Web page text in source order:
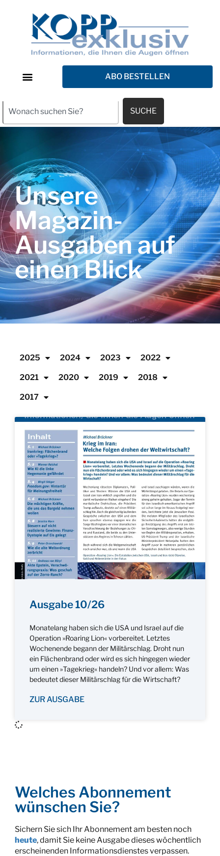
ABO BESTELLEN
SUCHE
Unsere
Magazin-
Ausgaben auf
einen Blick
2025 2024 2023 2022
2021 2020 2019 2018
2017
Ausgabe 10/26
Monatelang haben sich die USA und Israel auf die
Operation »Roaring Lion« vorbereitet. Letztes
Wochenende begann der Militärschlag. Droht nun
ein Flächenbrand oder wird es sich hingegen wieder
um einen »Tagekrieg« handeln? Und vor allem: Was
bedeutet dieser Militärschlag für die Wirtschaft?
ZUR AUSGABE
Welches Abonnement
wünschen Sie?
Sichern Sie sich Ihr Abonnement am besten noch
heute, damit Sie keine Ausgabe dieses wöchentlich
erscheinenden Informationsdienstes verpassen.